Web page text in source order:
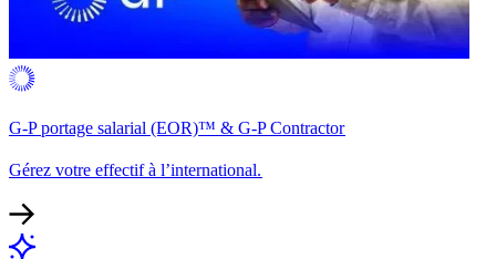
G-P portage salarial (EOR)™ & G-P Contractor​​
Gérez votre effectif à l’international.​​